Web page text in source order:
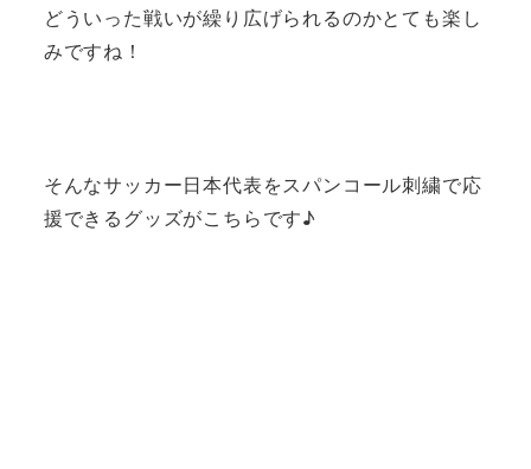
どういった戦いが繰り広げられるのかとても楽し
みですね！
そんなサッカー日本代表をスパンコール刺繍で応
援できるグッズがこちらです♪